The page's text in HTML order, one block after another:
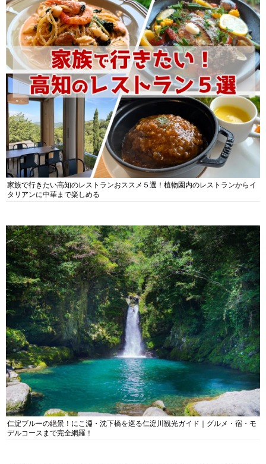
家族で行きたい高知のレストランおススメ５選！植物園内のレストランからイ
タリアンに中華まで楽しめる
仁淀ブルーの絶景！にこ淵・沈下橋を巡る仁淀川観光ガイド｜グルメ・宿・モ
デルコースまで完全網羅！